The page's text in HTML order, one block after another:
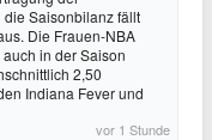
die Saisonbilanz fällt
Die Frauen-NBA
in der Saison
2,50
Indiana Fever und
vor 1 Stunde